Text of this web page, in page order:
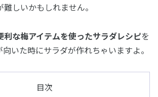
しいかもしれません。
利な梅アイテムを使ったサラダレシピを
いた時にサラダが作れちゃいますよ。
目次